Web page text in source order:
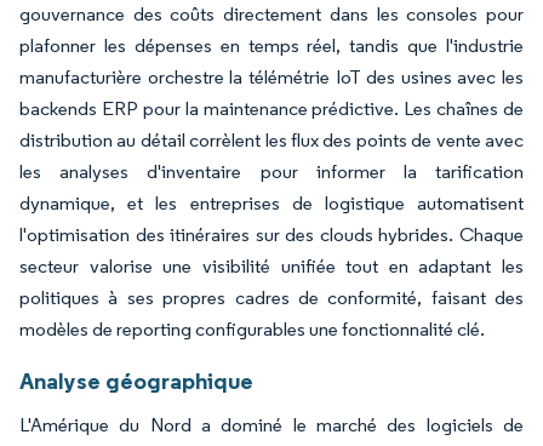
gouvernance des coûts directement dans les consoles pour
plafonner les dépenses en temps réel, tandis que l'industrie
manufacturière orchestre la télémétrie IoT des usines avec les
backends ERP pour la maintenance prédictive. Les chaînes de
distribution au détail corrèlent les flux des points de vente avec
les analyses d'inventaire pour informer la tarification
dynamique, et les entreprises de logistique automatisent
l'optimisation des itinéraires sur des clouds hybrides. Chaque
secteur valorise une visibilité unifiée tout en adaptant les
politiques à ses propres cadres de conformité, faisant des
modèles de reporting configurables une fonctionnalité clé.
Analyse géographique
L'Amérique du Nord a dominé le marché des logiciels de